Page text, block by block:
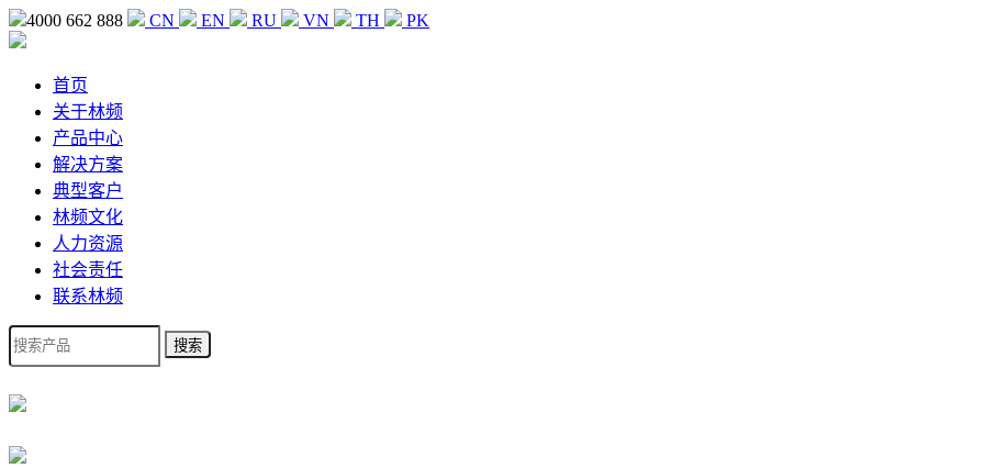
4000 662 888 CN EN RU VN TH PK
首页
关于林频
产品中心
解决方案
典型客户
林频文化
人力资源
社会责任
联系林频